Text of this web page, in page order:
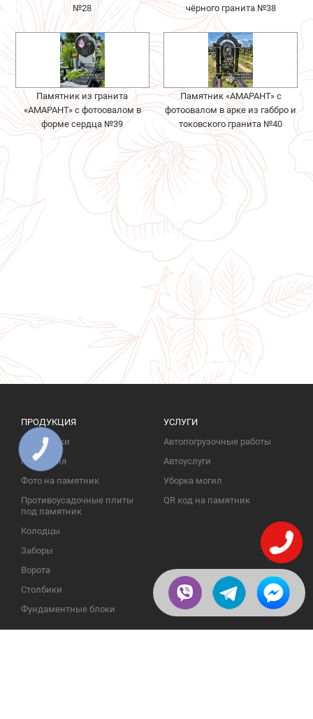
№28
чёрного гранита №38
Памятник из гранита
«АМАРАНТ» с фотоовалом в
форме сердца №39
Памятник «АМАРАНТ» с
фотоовалом в арке из габбро и
токовского гранита №40
ПРОДУКЦИЯ
Памятники
Надгробия
Фото на памятник
Противоусадочные плиты
под памятник
Колодцы
Заборы
Ворота
Столбики
Фундаментные блоки
УСЛУГИ
Автопогрузочные работы
Автоуслуги
Уборка могил
QR код на памятник
КНОПКА
ЗВ'ЯЗКУ